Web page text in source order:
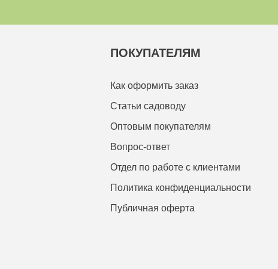
ПОКУПАТЕЛЯМ
Как оформить заказ
Статьи садоводу
Оптовым покупателям
Вопрос-ответ
Отдел по работе с клиентами
Политика конфиденциальности
Публичная оферта